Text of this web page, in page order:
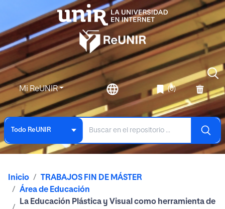
Mi ReUNIR (0)
Todo ReUNIR
Inicio
TRABAJOS FIN DE MÁSTER
Área de Educación
La Educación Plástica y Visual como herramienta de